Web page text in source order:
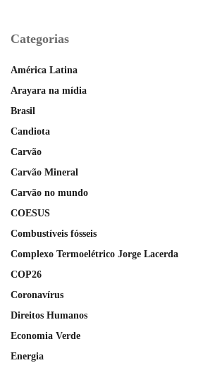
Categorias
América Latina
Arayara na mídia
Brasil
Candiota
Carvão
Carvão Mineral
Carvão no mundo
COESUS
Combustíveis fósseis
Complexo Termoelétrico Jorge Lacerda
COP26
Coronavírus
Direitos Humanos
Economia Verde
Energia